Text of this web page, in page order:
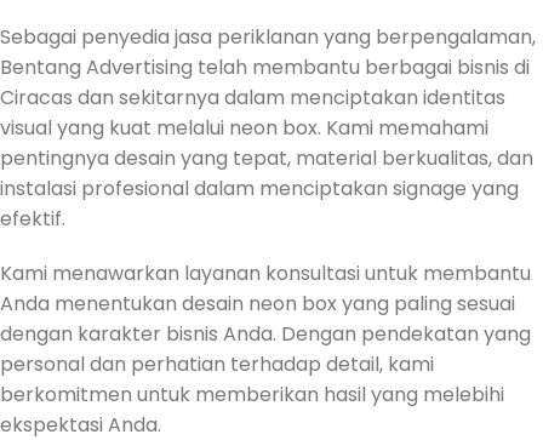
Sebagai penyedia jasa periklanan yang berpengalaman,
Bentang Advertising telah membantu berbagai bisnis di
Ciracas dan sekitarnya dalam menciptakan identitas
visual yang kuat melalui neon box. Kami memahami
pentingnya desain yang tepat, material berkualitas, dan
instalasi profesional dalam menciptakan signage yang
efektif.
Kami menawarkan layanan konsultasi untuk membantu
Anda menentukan desain neon box yang paling sesuai
dengan karakter bisnis Anda. Dengan pendekatan yang
personal dan perhatian terhadap detail, kami
berkomitmen untuk memberikan hasil yang melebihi
ekspektasi Anda.